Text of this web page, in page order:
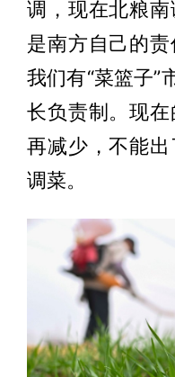
调，现在北粮
是南方自己的责
我们有“菜篮子”
长负责制。现
再减少，不能
调菜。